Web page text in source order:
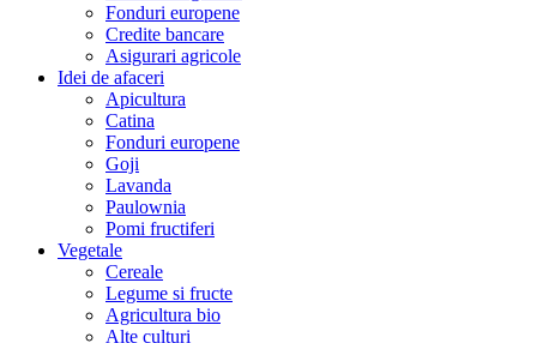
Fonduri europene
Credite bancare
Asigurari agricole
Idei de afaceri
Apicultura
Catina
Fonduri europene
Goji
Lavanda
Paulownia
Pomi fructiferi
Vegetale
Cereale
Legume si fructe
Agricultura bio
Alte culturi